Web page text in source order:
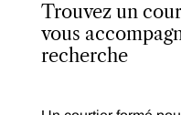
Trouvez un
vous
recherche